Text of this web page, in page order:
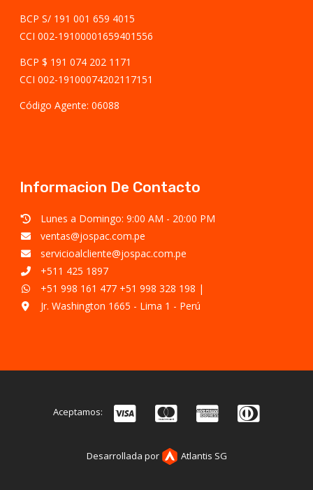
BCP S/ 191 001 659 4015
CCI 002-19100001659401556
BCP $ 191 074 202 1171
CCI 002-19100074202117151
Código Agente: 06088
Informacion De Contacto
Lunes a Domingo: 9:00 AM - 20:00 PM
ventas@jospac.com.pe
servicioalcliente@jospac.com.pe
+511 425 1897
+51 998 161 477 +51 998 328 198 |
Jr. Washington 1665 - Lima 1 - Perú
Aceptamos:
Desarrollada por Atlantis SG